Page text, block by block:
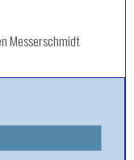
Messerschmidt